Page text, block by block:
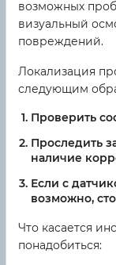
возможных
визуальный
повреждений.
Локализация
следующим
Проверить
Проследить
наличие
Если с
возможно,
Что касается
понадобиться: